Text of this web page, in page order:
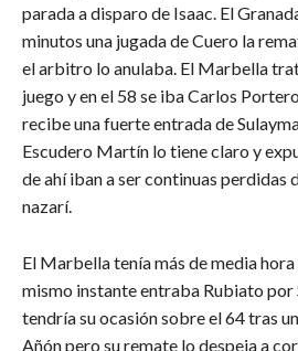
parada a disparo de Isaac. El
minutos una jugada de Cuero la
el arbitro lo anulaba. El Marbella
juego y en el 58 se iba Carlos
recibe una fuerte entrada de
Escudero Martín lo tiene claro y
de ahí iban a ser continuas perdidas
nazarí.
El Marbella tenía más de media
mismo instante entraba Rubiato por
tendría su ocasión sobre el 64 tras
Añón pero su remate lo despeja a